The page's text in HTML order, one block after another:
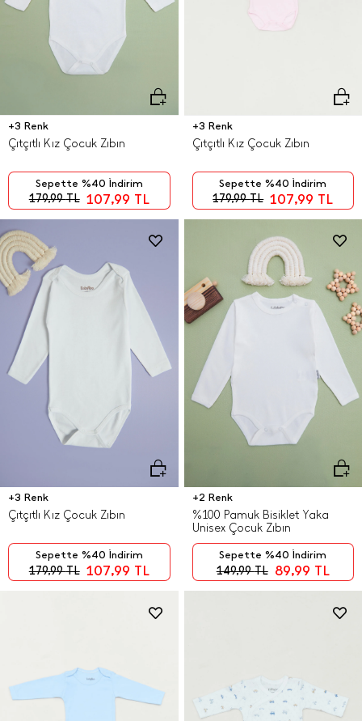
+3 Renk
Çıtçıtlı Kız Çocuk Zıbın
179,99TL 107,99 TL
Sepette %40 İndirim
+3 Renk
Çıtçıtlı Kız Çocuk Zıbın
179,99TL 107,99 TL
Sepette %40 İndirim
+3 Renk
Çıtçıtlı Kız Çocuk Zıbın
179,99TL 107,99 TL
Sepette %40 İndirim
+2 Renk
%100 Pamuk Bisiklet Yaka
Unisex Çocuk Zıbın
149,99TL 89,99 TL
Sepette %40 İndirim